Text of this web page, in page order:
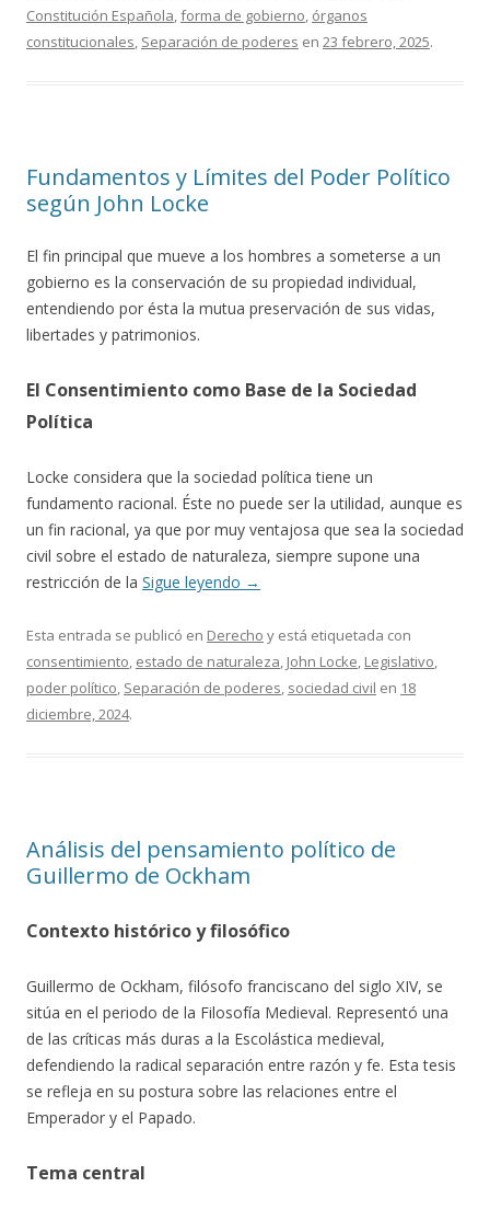
Constitución Española,forma de gobierno, órganos
constitucionales, Separación de poderes en 23 febrero, 2025.
Fundamentos y Límites del Poder Político
según John Locke
El fin principal que mueve a los hombres a someterse a un
gobierno es la conservación de su propiedad individual,
entendiendo por ésta la mutua preservación de sus vidas,
libertades y patrimonios.
El Consentimiento como Base de la Sociedad
Política
Locke considera que la sociedad política tiene un
fundamento racional. Éste no puede ser la utilidad, aunque es
un fin racional, ya que por muy ventajosa que sea la sociedad
civil sobre el estado de naturaleza, siempre supone una
restricción de la Sigue leyendo →
Esta entrada se publicó en Derecho y está etiquetada con
consentimiento, estado de naturaleza, John Locke, Legislativo,
poder político, Separación de poderes, sociedad civil en 18
diciembre, 2024.
Análisis del pensamiento político de
Guillermo de Ockham
Contexto histórico y filosófico
Guillermo de Ockham, filósofo franciscano del siglo XIV, se
sitúa en el periodo de la Filosofía Medieval. Representó una
de las críticas más duras a la Escolástica medieval,
defendiendo la radical separación entre razón y fe. Esta tesis
se refleja en su postura sobre las relaciones entre el
Emperador y el Papado.
Tema central